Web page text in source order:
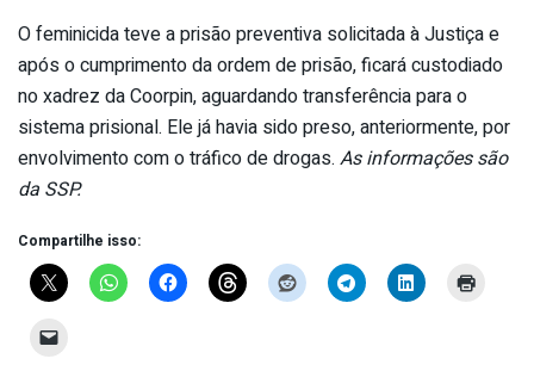
O feminicida teve a prisão preventiva solicitada à Justiça e
após o cumprimento da ordem de prisão, ficará custodiado
no xadrez da Coorpin, aguardando transferência para o
sistema prisional. Ele já havia sido preso, anteriormente, por
envolvimento com o tráfico de drogas. As informações são
da SSP.
Compartilhe isso: